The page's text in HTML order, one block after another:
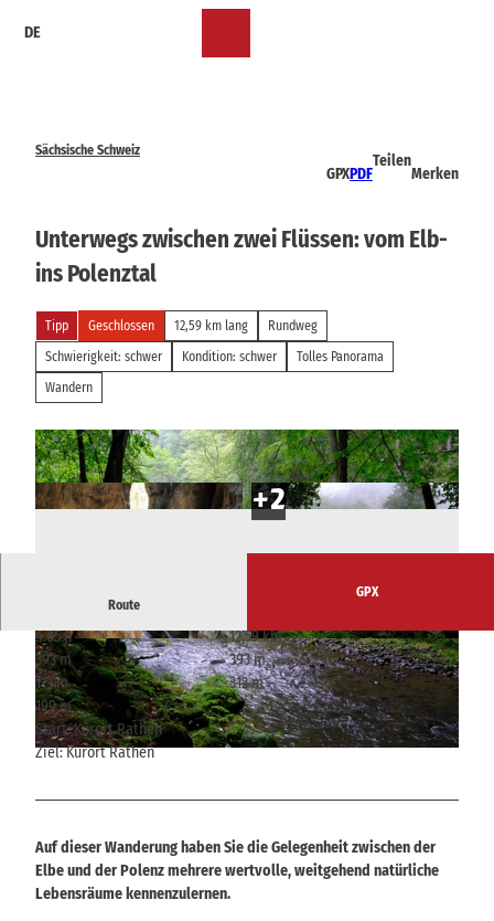
DE
Sächsische Schweiz
GPXPDF
Teilen
Merken
Unterwegs zwischen zwei Flüssen: vom Elb-
ins Polenztal
Tipp Geschlossen 12,59 km lang
Rundweg
Schwierigkeit: schwer
Kondition: schwer
Tolles Panorama
Wandern
© T. Mix
© T. Mix © T. Mix
Route
GPX
4:05 h
12,59 km
393 m
393 m
113 m
312 m
199 m
Start: Kurort Rathen
Ziel: Kurort Rathen
Auf dieser Wanderung haben Sie die Gelegenheit zwischen der
Elbe und der Polenz mehrere wertvolle, weitgehend natürliche
Lebensräume kennenzulernen.